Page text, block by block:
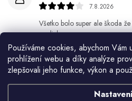
Používáme cookies, abychom Vám
prohlížení webu a díky analýze
zlepšovali jeho funkce, výkon a
7.8.2026
Všetko bolo super ale škoda
anglicky .
Gabriela Březinová
5.8.2026
Velmi rychlé odeslání.